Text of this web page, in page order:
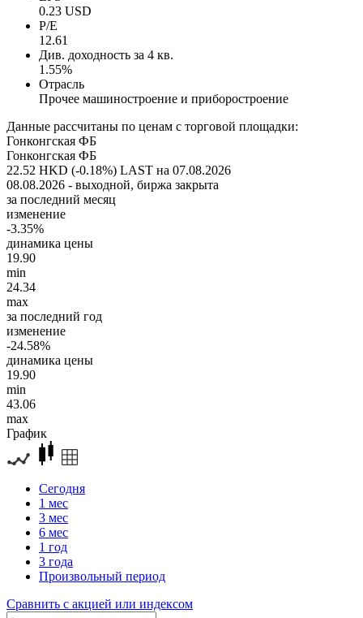
0.23 USD
P/E
12.61
Див. доходность за 4 кв.
1.55%
Отрасль
Прочее машиностроение и приборостроение
Данные рассчитаны по ценам с торговой площадки:
Гонконгская ФБ
Гонконгская ФБ
22.52 HKD (-0.18%) LAST на 07.08.2026
08.08.2026 - выходной, биржа закрыта
за последний месяц
изменение
-3.35%
динамика цены
19.90
min
24.34
max
за последний год
изменение
-24.58%
динамика цены
19.90
min
43.06
max
График
Сегодня
1 мес
3 мес
6 мес
1 год
3 года
Произвольный период
Сравнить с акцией или индексом